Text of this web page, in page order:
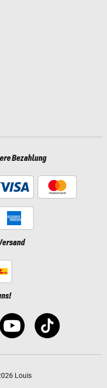
Bezahlung
Louis